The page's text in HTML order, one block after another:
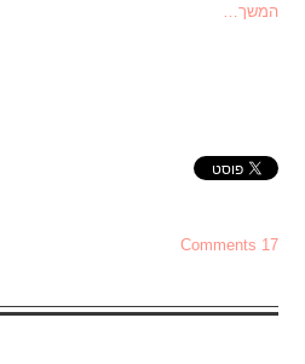
המשך…
17 Comments